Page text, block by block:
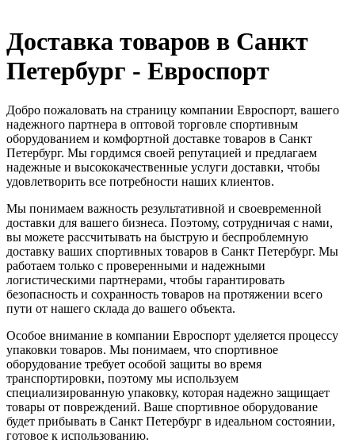
Доставка товаров в Санкт
Петербург - Евроспорт
Добро пожаловать на страницу компании Евроспорт, вашего
надежного партнера в оптовой торговле спортивным
оборудованием и комфортной доставке товаров в Санкт
Петербург. Мы гордимся своей репутацией и предлагаем
надежные и высококачественные услуги доставки, чтобы
удовлетворить все потребности наших клиентов.
Мы понимаем важность результативной и своевременной
доставки для вашего бизнеса. Поэтому, сотрудничая с нами,
вы можете рассчитывать на быструю и беспроблемную
доставку ваших спортивных товаров в Санкт Петербург. Мы
работаем только с проверенными и надежными
логистическими партнерами, чтобы гарантировать
безопасность и сохранность товаров на протяжении всего
пути от нашего склада до вашего объекта.
Особое внимание в компании Евроспорт уделяется процессу
упаковки товаров. Мы понимаем, что спортивное
оборудование требует особой защиты во время
транспортировки, поэтому мы используем
специализированную упаковку, которая надежно защищает
товары от повреждений. Ваше спортивное оборудование
будет прибывать в Санкт Петербург в идеальном состоянии,
готовое к использованию.